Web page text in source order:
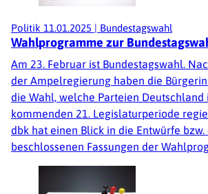
Politik 11.01.2025 | Bundestagswahl
Wahlprogramme zur
Am 23. Februar ist Bundestagswahl.
der Ampelregierung haben die
die Wahl, welche Parteien Deutschland
kommenden 21. Legislaturperiode
dbk hat einen Blick in die Entwürfe bzw.
beschlossenen Fassungen der